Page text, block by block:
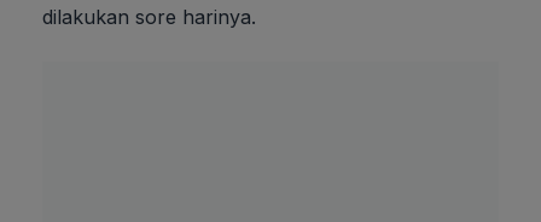
dilakukan sore harinya.